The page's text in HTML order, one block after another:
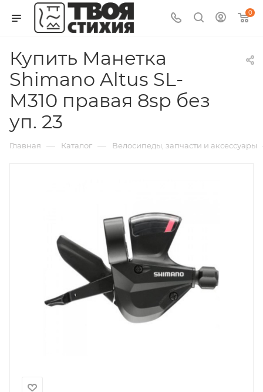
0
Купить Манетка
Shimano Altus SL-
M310 правая 8sp без
уп. 23
Главная — Каталог — Велосипеды, запчасти и аксессуары